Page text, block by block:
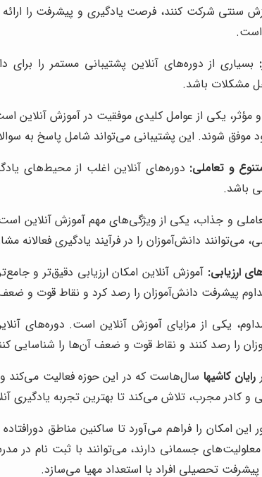
سنتی شرکت کنند، فرصت یادگیری و پیشرفت را ارائه
است.
بسیاری از دوره‌های آنلاین پشتیبانی مستمر را
مشکلات باشد.
مؤثر، یکی از عوامل کلیدی موفقیت در آموزش آنلاین
موفق شوند. این پشتیبانی می‌تواند شامل پاسخ به
و تعاملی: دوره‌های آنلاین اغلب از محیط‌های
باشد.
و جذاب، یکی از ویژگی‌های مهم آموزش آنلاین است.
می‌توانند دانش‌آموزان را در فرآیند یادگیری فعالانه
ارزیابی: آموزش آنلاین امکان ارزیابی دقیق‌تر و
پیشرفت دانش‌آموزان را رصد کرد و نقاط قوت و
یکی از مزایای آموزش آنلاین است. دوره‌های
را رصد کنند و نقاط قوت و ضعف آن‌ها را شناسایی
رایان کاشیها سال‌هاست که در این حوزه فعالیت می‌کند و
و کادر مجرب، تلاش می‌کند تا بهترین تجربه یادگیری
این امکان را فراهم می‌آورد تا ساکنین مناطق
معلولیت‌های جسمانی دارند، می‌توانند با ثبت نام در
تحصیلی افراد با استعداد مهیا می‌سازد.